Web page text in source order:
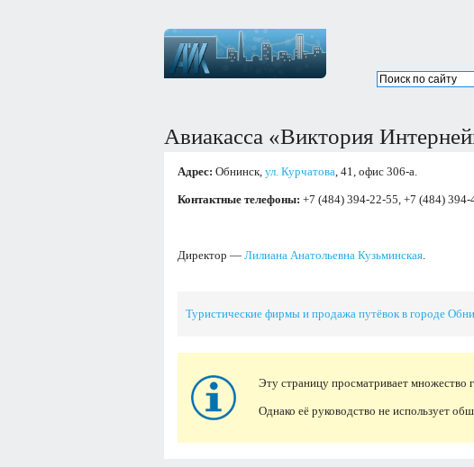
Авиакасса «Виктория
Адрес: Обнинск, ул. Курчатова, 41, офис 306-а.
Контактные телефоны: +7 (484) 394-22-55, +7 (484) 394-
Директор — Лилиана Анатольевна Кузьминская.
Туристические фирмы и продажа путёвок в городе
Эту страницу просматривает
Однако её руководство не использует